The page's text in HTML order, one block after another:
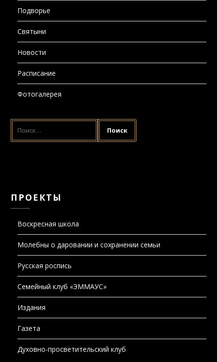
Подворье
Святыни
Новости
Расписание
Фотогалерея
НАЙТИ:
ПРОЕКТЫ
Воскресная школа
Молебны о даровании и сохранении семьи
Русская роспись
Семейный клуб «ЭММАУС»
Издания
Газета
Духовно-просветительский клуб